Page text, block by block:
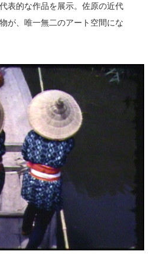
表的な作品を展示。佐原の近代
が、唯一無二のアート空間にな